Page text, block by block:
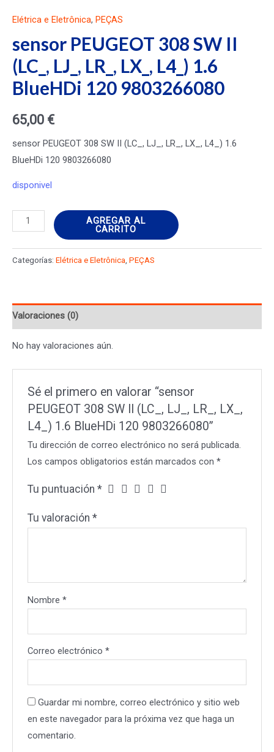
Elétrica e Eletrônica, PEÇAS
sensor PEUGEOT 308 SW II
(LC_, LJ_, LR_, LX_, L4_) 1.6
BlueHDi 120 9803266080
65,00 €
sensor PEUGEOT 308 SW II (LC_, LJ_, LR_, LX_, L4_) 1.6
BlueHDi 120 9803266080
disponivel
sensor
PEUGEOT
308
LJ_,
LX_,
BlueHDi
9803266080
cantidad
AGREGAR AL
CARRITO
Categorías: Elétrica e Eletrônica PEÇAS
Valoraciones (0)
No hay valoraciones aún.
Sé el primero en valorar “sensor
PEUGEOT 308 SW II (LC_, LJ_, LR_, LX_,
L4_) 1.6 BlueHDi 120 9803266080”
Tu dirección de correo electrónico no será publicada.
Los campos obligatorios están marcados con*
Tu puntuación*
Tu valoración*
Nombre*
Correo electrónico*
Guardar mi nombre, correo electrónico y sitio web
en este navegador para la próxima vez que haga un
comentario.